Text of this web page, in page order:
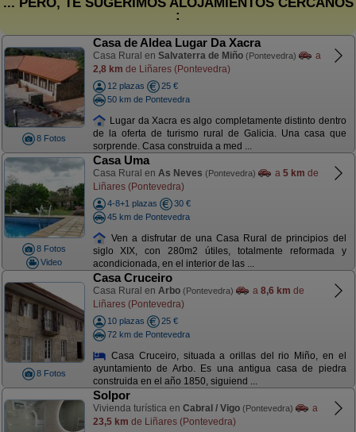
:
8 Fotos
Casa de Aldea Lugar Da Xacra
Casa Rural en Salvaterra de Miño (Pontevedra)
a
2,8 km de Liñares (Pontevedra)
12 plazas
25 €
50 km de Pontevedra
Lugar da Xacra es algo completamente distinto dentro
de la oferta de turismo rural de Galicia. Una casa que
sorprende. Casa construida a med ...
8 Fotos
Video
Casa Uma
Casa Rural en As Neves (Pontevedra) a 5 km de
Liñares (Pontevedra)
4-8+1 plazas
30 €
45 km de Pontevedra
Ven a disfrutar de una Casa Rural de principios del
siglo XIX, con 280m2 útiles, totalmente reformada y
acondicionada, en el interior de las ...
8 Fotos
Casa Cruceiro
Casa Rural en Arbo (Pontevedra) a 8,6 km de
Liñares (Pontevedra)
10 plazas
25 €
72 km de Pontevedra
Casa Cruceiro, situada a orillas del rio Miño, en el
ayuntamiento de Arbo. Es una antigua casa de piedra
construida en el año 1850, siguiend ...
Solpor
Vivienda turística en Cabral / Vigo (Pontevedra)
a
23,5 km de Liñares (Pontevedra)